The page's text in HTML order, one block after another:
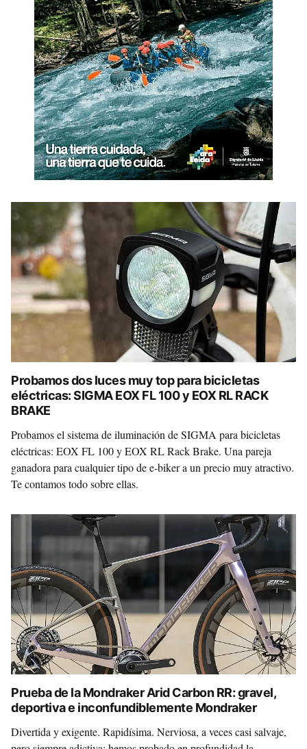
Probamos dos luces muy top para bicicletas
eléctricas: SIGMA EOX FL 100 y EOX RL RACK
BRAKE
Probamos el sistema de iluminación de SIGMA para bicicletas
eléctricas: EOX FL 100 y EOX RL Rack Brake. Una pareja
ganadora para cualquier tipo de e-biker a un precio muy atractivo.
Te contamos todo sobre ellas.
Prueba de la Mondraker Arid Carbon RR: gravel,
deportiva e inconfundiblemente Mondraker
Divertida y exigente. Rapidísima. Nerviosa, a veces casi salvaje,